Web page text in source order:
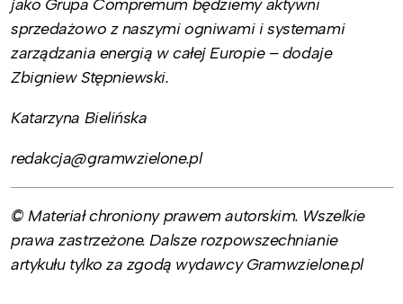
jako Grupa Compremum będziemy aktywni
sprzedażowo z naszymi ogniwami i systemami
zarządzania energią w całej Europie – dodaje
Zbigniew Stępniewski.
Katarzyna Bielińska
redakcja@gramwzielone.pl
© Materiał chroniony prawem autorskim. Wszelkie
prawa zastrzeżone. Dalsze rozpowszechnianie
artykułu tylko za zgodą wydawcy Gramwzielone.pl